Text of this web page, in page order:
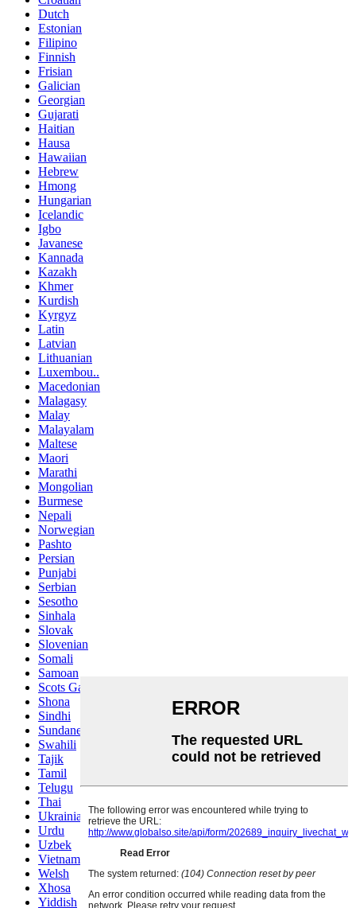
Dutch
Estonian
Filipino
Finnish
Frisian
Galician
Georgian
Gujarati
Haitian
Hausa
Hawaiian
Hebrew
Hmong
Hungarian
Icelandic
Igbo
Javanese
Kannada
Kazakh
Khmer
Kurdish
Kyrgyz
Latin
Latvian
Lithuanian
Luxembou..
Macedonian
Malagasy
Malay
Malayalam
Maltese
Maori
Marathi
Mongolian
Burmese
Nepali
Norwegian
Pashto
Persian
Punjabi
Serbian
Sesotho
Sinhala
Slovak
Slovenian
Somali
Samoan
Scots Gaelic
Shona
Sindhi
Sundanese
Swahili
Tajik
Tamil
Telugu
Thai
Ukrainian
Urdu
Uzbek
Vietnamese
Welsh
Xhosa
Yiddish